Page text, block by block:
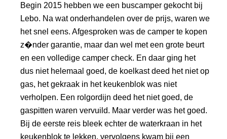
Begin 2015 hebben we een buscamper gekocht bij
Lebo. Na wat onderhandelen over de prijs, waren we
het snel eens. Afgesproken was de camper te kopen
z�nder garantie, maar dan wel met een grote beurt
en een volledige camper check. En daar ging het
dus niet helemaal goed, de koelkast deed het niet op
gas, het gekraak in het keukenblok was niet
verholpen. Een rolgordijn deed het niet goed, de
gaspitten waren vervuild. Maar verder was het goed.
Bij de eerste reis bleek echter de waterkraan in het
keukenblok te lekken, vervolgens kwam bij een